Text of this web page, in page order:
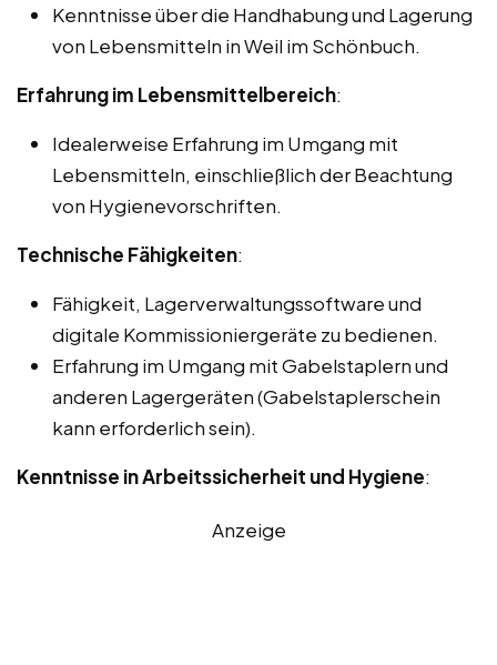
Kenntnisse über die Handhabung und Lagerung
von Lebensmitteln in Weil im Schönbuch.
Erfahrung im Lebensmittelbereich:
Idealerweise Erfahrung im Umgang mit
Lebensmitteln, einschließlich der Beachtung
von Hygienevorschriften.
Technische Fähigkeiten:
Fähigkeit, Lagerverwaltungssoftware und
digitale Kommissioniergeräte zu bedienen.
Erfahrung im Umgang mit Gabelstaplern und
anderen Lagergeräten (Gabelstaplerschein
kann erforderlich sein).
Kenntnisse in Arbeitssicherheit und Hygiene:
Anzeige